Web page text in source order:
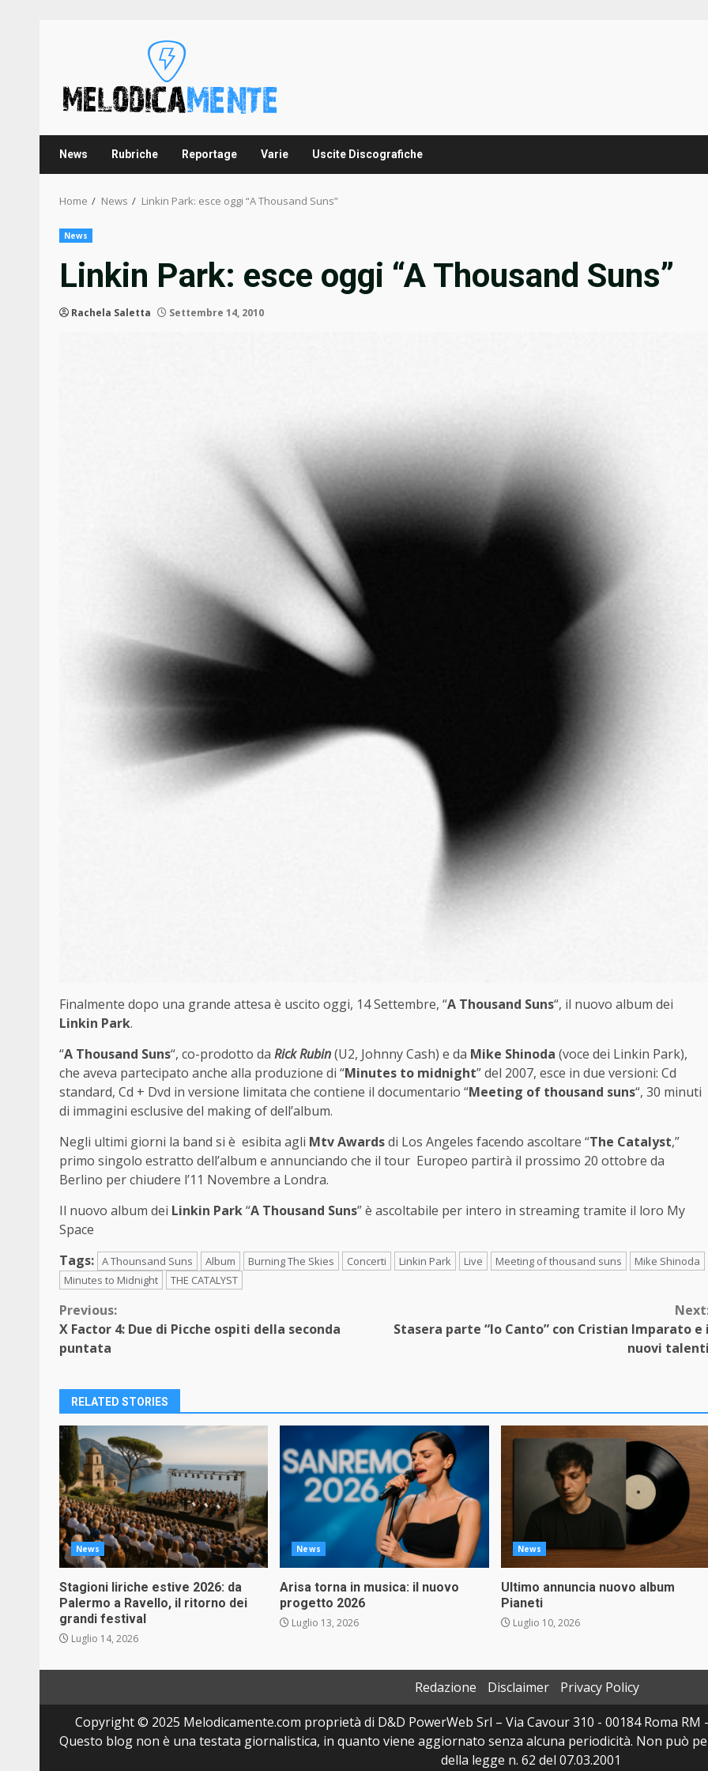
News Rubriche Reportage Varie Uscite Discografiche
Home News Linkin Park: esce oggi “A Thousand Suns”
News
Linkin Park: esce oggi “A Thousand Suns”
Rachela Saletta Settembre 14, 2010
Finalmente dopo una grande attesa è uscito oggi, 14 Settembre, “A Thousand Suns“, il nuovo album dei
Linkin Park.
“A Thousand Suns“, co-prodotto da Rick Rubin(U2, Johnny Cash) e da Mike Shinoda (voce dei Linkin Park),
che aveva partecipato anche alla produzione di “Minutes to midnight” del 2007, esce in due versioni: Cd
standard, Cd + Dvd in versione limitata che contiene il documentario “Meeting of thousand suns“, 30 minuti
di immagini esclusive del making of dell’album.
Negli ultimi giorni la band si è esibita agli Mtv Awardsdi Los Angeles facendo ascoltare “The Catalyst,”
primo singolo estratto dell’album e annunciando che il tour Europeo partirà il prossimo 20 ottobre da
Berlino per chiudere l’11 Novembre a Londra.
Il nuovo album dei Linkin Park“A Thousand Suns” è ascoltabile per intero in streaming tramite il loro My
Space
Tags: A Thounsand Suns Album Burning The Skies Concerti Linkin Park Live Meeting of thousand suns
Mike Shinoda
Minutes to Midnight
THE CATALYST
Continue
Reading
Previous:
X Factor 4: Due di Picche ospiti della seconda
puntata
Stasera parte “Io Canto” con Cristian Imparato e i
nuovi talenti
RELATED STORIES
News
Stagioni liriche estive 2026: da
Palermo a Ravello, il ritorno dei
grandi festival
Luglio 14, 2026
News
Arisa torna in musica: il nuovo
progetto 2026
Luglio 13, 2026
News
Ultimo annuncia nuovo album
Pianeti
Luglio 10, 2026
Redazione Disclaimer
Privacy Policy
Copyright © 2025 Melodicamente.com proprietà di D&D PowerWeb Srl – Via Cavour 310 - 00184 Roma RM
Questo blog non è una testata giornalistica, in quanto viene aggiornato senza alcuna periodicità. Non può
della legge n. 62 del 07.03.2001